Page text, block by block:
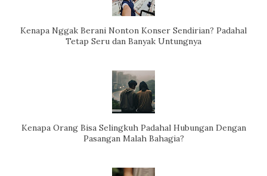
Kenapa Nggak Berani Nonton Konser Sendirian? Padahal
Tetap Seru dan Banyak Untungnya
Kenapa Orang Bisa Selingkuh Padahal Hubungan Dengan
Pasangan Malah Bahagia?